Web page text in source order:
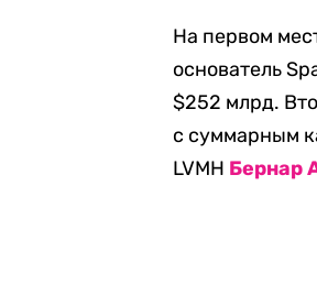
На первом
основатель
$252 млрд.
с суммарным
LVMH Бернар